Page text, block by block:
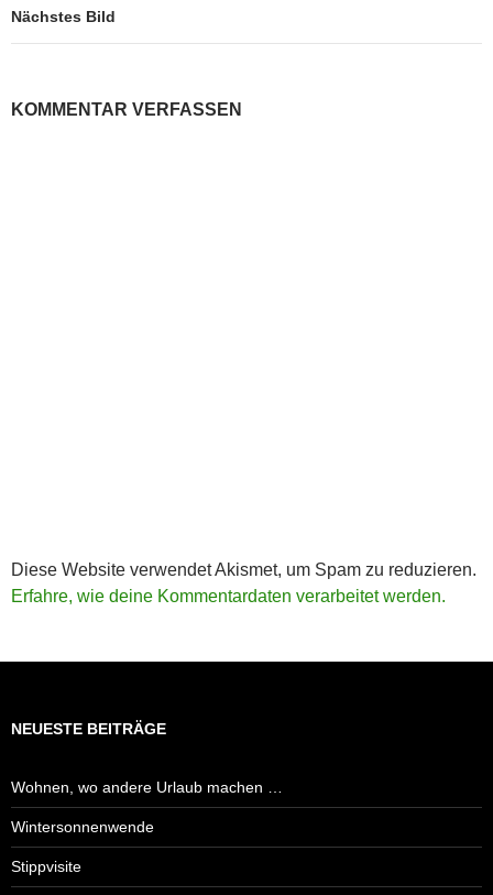
Nächstes Bild
KOMMENTAR VERFASSEN
Diese Website verwendet Akismet, um Spam zu reduzieren.
Erfahre, wie deine Kommentardaten verarbeitet werden.
NEUESTE BEITRÄGE
Wohnen, wo andere Urlaub machen …
Wintersonnenwende
Stippvisite